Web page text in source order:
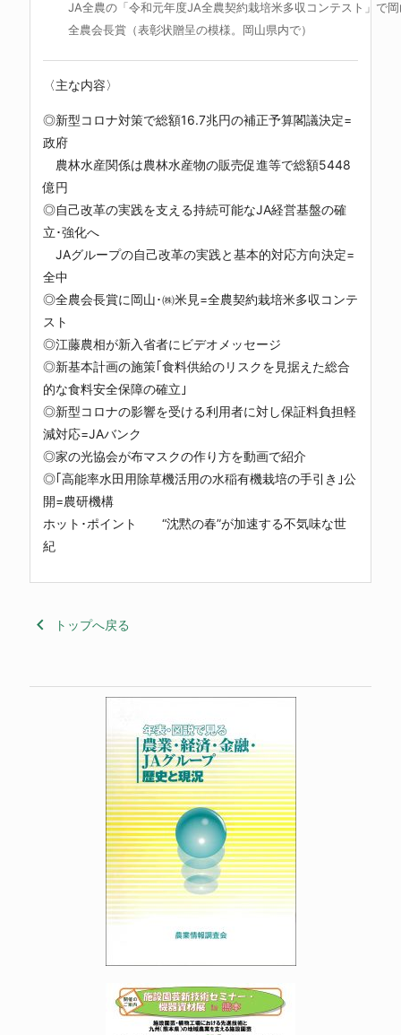
JA全農の「令和元年度JA全農契約栽培米多収コンテスト」で
全農会長賞（表彰状贈呈の模様。岡山県内で）
〈主な内容〉
◎新型コロナ対策で総額16.7兆円の補正予算閣議決定=
政府
農林水産関係は農林水産物の販売促進等で総額5448
億円
◎自己改革の実践を支える持続可能なJA経営基盤の確
立･強化へ
JAグループの自己改革の実践と基本的対応方向決定=
全中
◎全農会長賞に岡山･㈱米見=全農契約栽培米多収コンテ
スト
◎江藤農相が新入省者にビデオメッセージ
◎新基本計画の施策｢食料供給のリスクを見据えた総合
的な食料安全保障の確立｣
◎新型コロナの影響を受ける利用者に対し保証料負担軽
減対応=JAバンク
◎家の光協会が布マスクの作り方を動画で紹介
◎｢高能率水田用除草機活用の水稲有機栽培の手引き｣公
開=農研機構
ホット･ポイント “沈黙の春”が加速する不気味な世
紀
keyboard_arrow_left トップへ戻る